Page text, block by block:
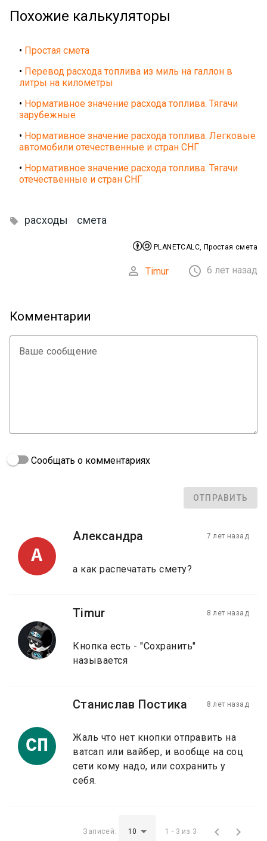
Похожие калькуляторы
• Простая смета
• Перевод расхода топлива из миль на галлон в
литры на километры
• Нормативное значение расхода топлива. Тягачи
зарубежные
• Нормативное значение расхода топлива. Легковые
автомобили отечественные и стран СНГ
• Нормативное значение расхода топлива. Тягачи
отечественные и стран СНГ
 расходы смета
PLANETCALC, Простая смета
 Timur  6 лет назад
Комментарии
Ваше сообщение
Сообщать о комментариях
ОТПРАВИТЬ
А
Александра 7 лет назад
а как распечатать смету?
Timur 8 лет назад
Кнопка есть - "Сохранить"
называется
СП
Станислав Постика 8 лет назад
Жаль что нет кнопки отправить на
ватсап или вайбер, и вообще на соц
сети кому надо, или сохранить у
себя.
Записей: 1 - 3 из 3  